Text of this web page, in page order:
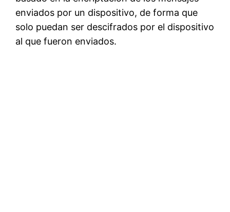
enviados por un dispositivo, de forma que
solo puedan ser descifrados por el dispositivo
al que fueron enviados.